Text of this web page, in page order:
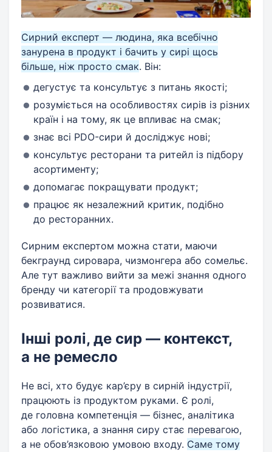
Сирний експерт — людина, яка всебічно
занурена в продукт і бачить у сирі щось
більше, ніж просто смак. Він:
дегустує та консультує з питань якості;
розуміється на особливостях сирів із різних
країн і на тому, як це впливає на смак;
знає всі PDO-сири й досліджує нові;
консультує ресторани та ритейл із підбору
асортименту;
допомагає покращувати продукт;
працює як незалежний критик, подібно
до ресторанних.
Сирним експертом можна стати, маючи
бекграунд сировара, чизмонгера або сомельє.
Але тут важливо вийти за межі знання одного
бренду чи категорії та продовжувати
розвиватися.
Інші ролі, де сир — контекст,
а не ремесло
Не всі, хто будує кар’єру в сирній індустрії,
працюють із продуктом руками. Є ролі,
де головна компетенція — бізнес, аналітика
або логістика, а знання сиру стає перевагою,
а не обов’язковою умовою входу. Саме тому